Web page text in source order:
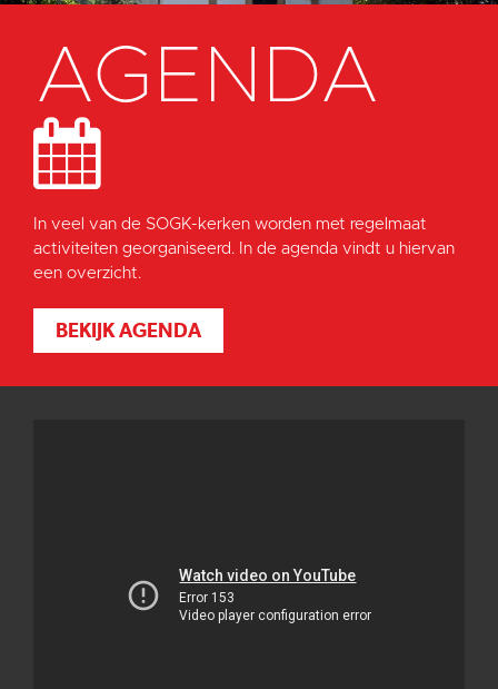
AGENDA
In veel van de SOGK-kerken worden met regelmaat
activiteiten georganiseerd. In de agenda vindt u hiervan
een overzicht.
BEKIJK AGENDA